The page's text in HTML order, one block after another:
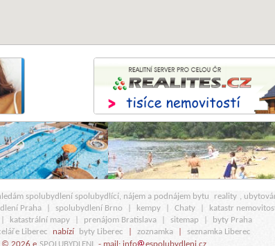
spolubydlení spolubydlící, nájem a podnájem bytu reality
,
Praha spolubydlení Brno kempy Chaty katastr
katastrální mapy prenájom Bratislava sitemap
byty Praha
Liberec
nabízí byty Liberec zoznamka
seznamka Liberec
© 2026 e SPOLUBYDLENI - mail: info espolubydleni.cz